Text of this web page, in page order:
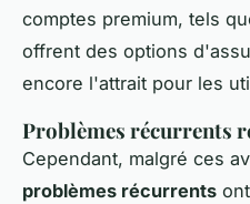
comptes premium, tels
offrent des options
encore l'attrait pour les
Problèmes récurrents
Cependant, malgré ces
problèmes récurrents